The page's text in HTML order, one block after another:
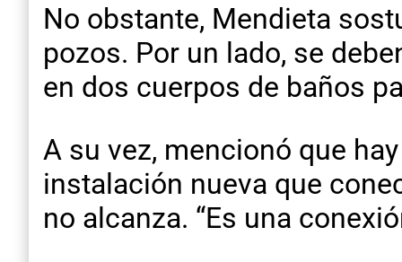
No obstante, Mendieta
pozos. Por un lado, se
en dos cuerpos de baños
A su vez, mencionó que
instalación nueva que
no alcanza. “Es una